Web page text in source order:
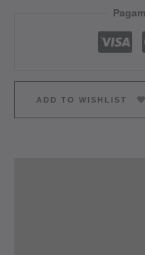
ADD TO WISHLIST